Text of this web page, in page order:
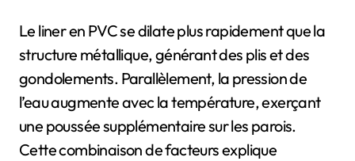
Le liner en PVC se dilate plus rapidement que la
structure métallique, générant des plis et des
gondolements. Parallèlement, la pression de
l’eau augmente avec la température, exerçant
une poussée supplémentaire sur les parois.
Cette combinaison de facteurs explique